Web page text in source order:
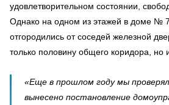
удовлетворительном состоянии,
Однако на одном из этажей в доме №
отгородились от соседей железной
только половину общего коридора, но
«Еще в прошлом году мы
вынесено постановление